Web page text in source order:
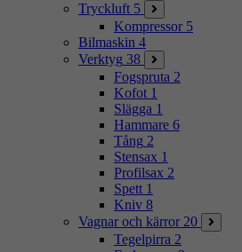
Tryckluft 5
Kompressor 5
Bilmaskin 4
Verktyg 38
Fogspruta 2
Kofot 1
Slägga 1
Hammare 6
Tång 2
Stensax 1
Profilsax 2
Spett 1
Kniv 8
Vagnar och kärror 20
Tegelpirra 2